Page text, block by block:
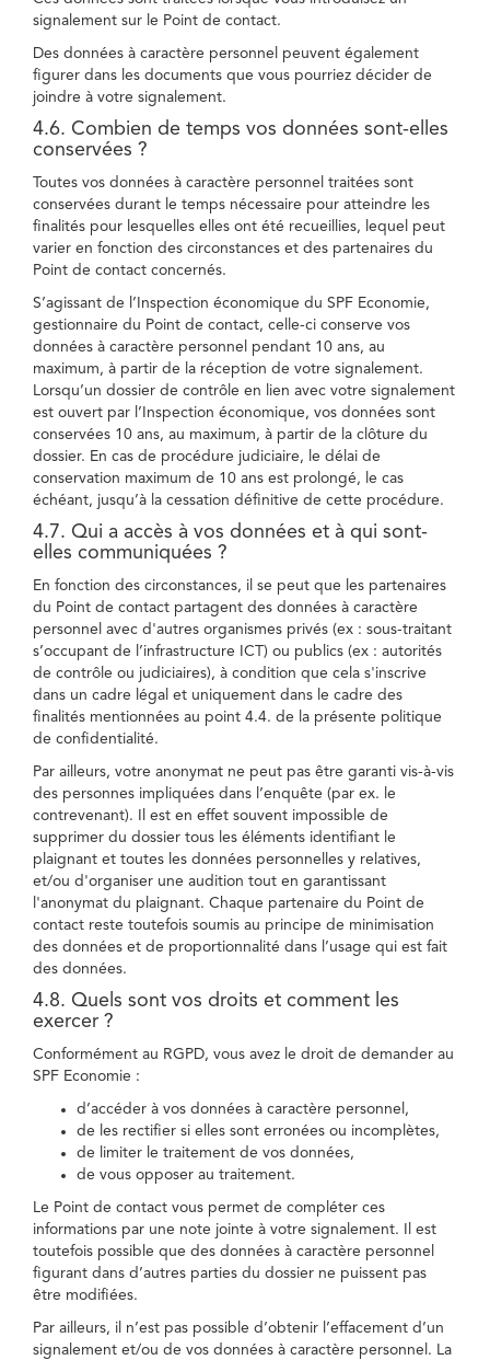
signalement sur le Point de contact.
Des données à caractère personnel peuvent également
figurer dans les documents que vous pourriez décider de
joindre à votre signalement.
4.6. Combien de temps vos données sont-elles
conservées ?
Toutes vos données à caractère personnel traitées sont
conservées durant le temps nécessaire pour atteindre les
finalités pour lesquelles elles ont été recueillies, lequel peut
varier en fonction des circonstances et des partenaires du
Point de contact concernés.
S’agissant de l’Inspection économique du SPF Economie,
gestionnaire du Point de contact, celle-ci conserve vos
données à caractère personnel pendant 10 ans, au
maximum, à partir de la réception de votre signalement.
Lorsqu’un dossier de contrôle en lien avec votre signalement
est ouvert par l’Inspection économique, vos données sont
conservées 10 ans, au maximum, à partir de la clôture du
dossier. En cas de procédure judiciaire, le délai de
conservation maximum de 10 ans est prolongé, le cas
échéant, jusqu’à la cessation définitive de cette procédure.
4.7. Qui a accès à vos données et à qui sont-
elles communiquées ?
En fonction des circonstances, il se peut que les partenaires
du Point de contact partagent des données à caractère
personnel avec d'autres organismes privés (ex : sous-traitant
s’occupant de l’infrastructure ICT) ou publics (ex : autorités
de contrôle ou judiciaires), à condition que cela s'inscrive
dans un cadre légal et uniquement dans le cadre des
finalités mentionnées au point 4.4. de la présente politique
de confidentialité.
Par ailleurs, votre anonymat ne peut pas être garanti vis-à-vis
des personnes impliquées dans l’enquête (par ex. le
contrevenant). Il est en effet souvent impossible de
supprimer du dossier tous les éléments identifiant le
plaignant et toutes les données personnelles y relatives,
et/ou d'organiser une audition tout en garantissant
l'anonymat du plaignant. Chaque partenaire du Point de
contact reste toutefois soumis au principe de minimisation
des données et de proportionnalité dans l’usage qui est fait
des données.
4.8. Quels sont vos droits et comment les
exercer ?
Conformément au RGPD, vous avez le droit de demander au
SPF Economie :
d’accéder à vos données à caractère personnel,
de les rectifier si elles sont erronées ou incomplètes,
de limiter le traitement de vos données,
de vous opposer au traitement.
Le Point de contact vous permet de compléter ces
informations par une note jointe à votre signalement. Il est
toutefois possible que des données à caractère personnel
figurant dans d’autres parties du dossier ne puissent pas
être modifiées.
Par ailleurs, il n’est pas possible d’obtenir l’effacement d’un
signalement et/ou de vos données à caractère personnel. La